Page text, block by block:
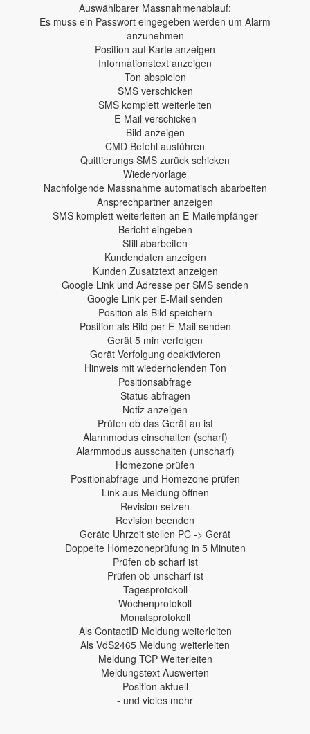
Auswählbarer Massnahmenablauf:
Es muss ein Passwort eingegeben werden um Alarm
anzunehmen
Position auf Karte anzeigen
Informationstext anzeigen
Ton abspielen
SMS verschicken
SMS komplett weiterleiten
E-Mail verschicken
Bild anzeigen
CMD Befehl ausführen
Quittierungs SMS zurück schicken
Wiedervorlage
Nachfolgende Massnahme automatisch abarbeiten
Ansprechpartner anzeigen
SMS komplett weiterleiten an E-Mailempfänger
Bericht eingeben
Still abarbeiten
Kundendaten anzeigen
Kunden Zusatztext anzeigen
Google Link und Adresse per SMS senden
Google Link per E-Mail senden
Position als Bild speichern
Position als Bild per E-Mail senden
Gerät 5 min verfolgen
Gerät Verfolgung deaktivieren
Hinweis mit wiederholenden Ton
Positionsabfrage
Status abfragen
Notiz anzeigen
Prüfen ob das Gerät an ist
Alarmmodus einschalten (scharf)
Alarmmodus ausschalten (unscharf)
Homezone prüfen
Positionabfrage und Homezone prüfen
Link aus Meldung öffnen
Revision setzen
Revision beenden
Geräte Uhrzeit stellen PC -> Gerät
Doppelte Homezoneprüfung in 5 Minuten
Prüfen ob scharf ist
Prüfen ob unscharf ist
Tagesprotokoll
Wochenprotokoll
Monatsprotokoll
Als ContactID Meldung weiterleiten
Als VdS2465 Meldung weiterleiten
Meldung TCP Weiterleiten
Meldungstext Auswerten
Position aktuell
- und vieles mehr